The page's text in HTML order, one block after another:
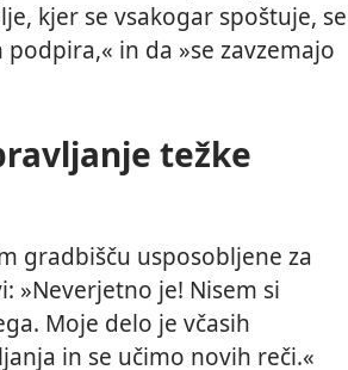
kjer se vsakogar spoštuje, se
in da »se zavzemajo
težke
gradbišču usposobljene za
»Neverjetno je! Nisem si
Moje delo je včasih
in se učimo novih reči.«